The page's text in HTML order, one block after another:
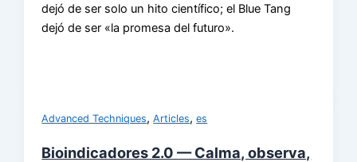
dejó de ser solo un hito científico; el Blue Tang
dejó de ser «la promesa del futuro».
Advanced Techniques,Articles,es
Bioindicadores 2.0 — Calma, observa,